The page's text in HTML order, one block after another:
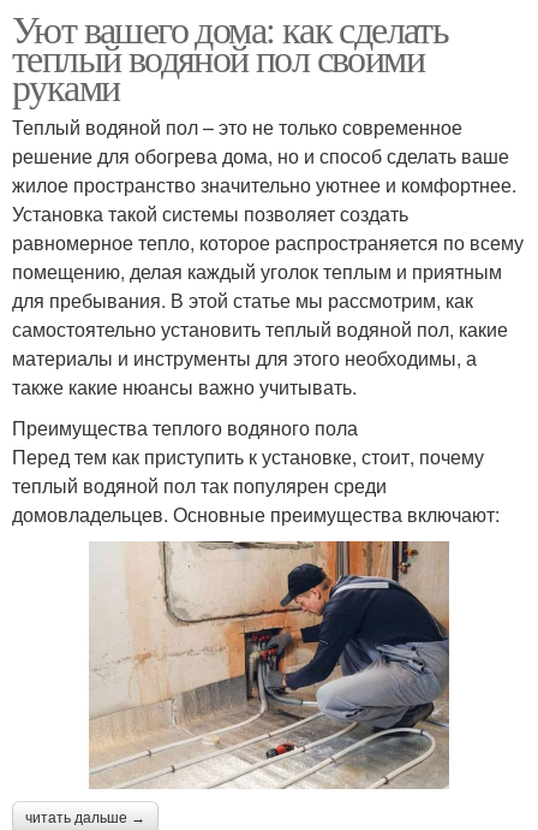
Уют вашего дома: как сделать
теплый водяной пол своими
руками
Теплый водяной пол – это не только современное
решение для обогрева дома, но и способ сделать ваше
жилое пространство значительно уютнее и комфортнее.
Установка такой системы позволяет создать
равномерное тепло, которое распространяется по всему
помещению, делая каждый уголок теплым и приятным
для пребывания. В этой статье мы рассмотрим, как
самостоятельно установить теплый водяной пол, какие
материалы и инструменты для этого необходимы, а
также какие нюансы важно учитывать.
Преимущества теплого водяного пола
Перед тем как приступить к установке, стоит, почему
теплый водяной пол так популярен среди
домовладельцев. Основные преимущества включают:
читать дальше →